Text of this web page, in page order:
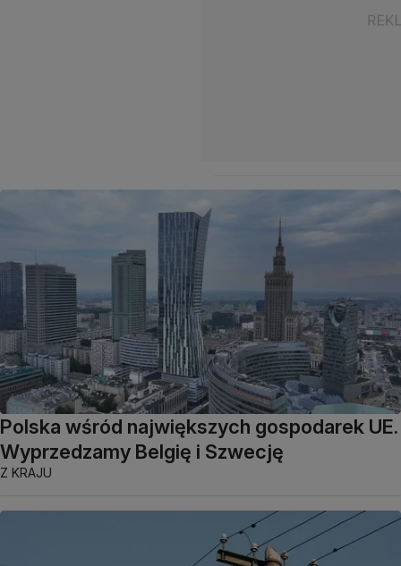
Polska wśród największych gospodarek UE.
Wyprzedzamy Belgię i Szwecję
Z KRAJU